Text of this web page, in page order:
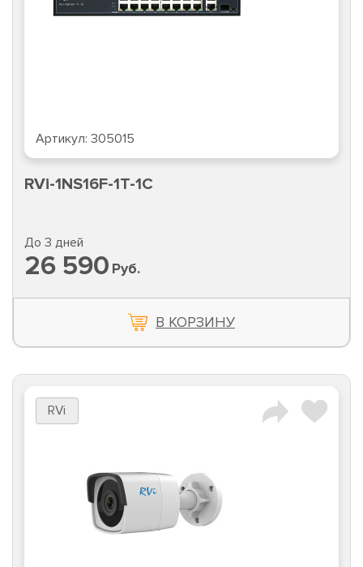
Артикул: 305015
RVi-1NS16F-1T-1C
До 3 дней
26 590 Руб.
В КОРЗИНУ
RVi